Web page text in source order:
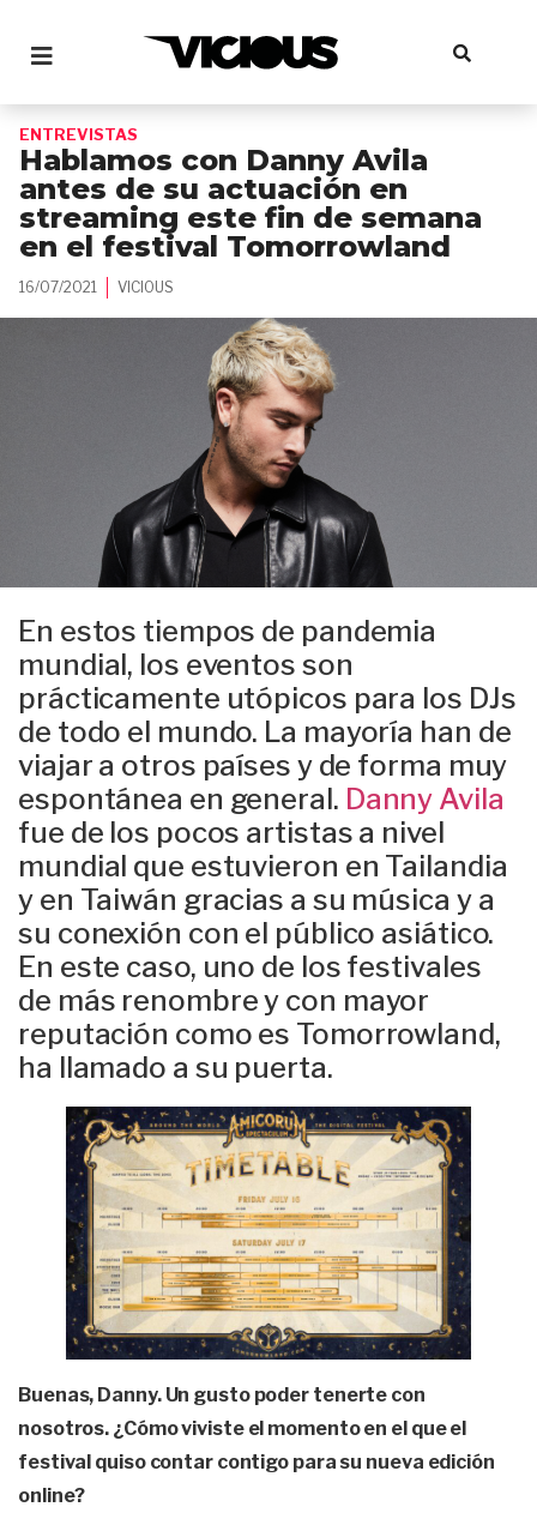
ENTREVISTAS
Hablamos con Danny Avila
antes de su actuación en
streaming este fin de semana
en el festival Tomorrowland
16/07/2021 VICIOUS
En estos tiempos de pandemia
mundial, los eventos son
prácticamente utópicos para los DJs
de todo el mundo. La mayoría han de
viajar a otros países y de forma muy
espontánea en general. Danny Avila
fue de los pocos artistas a nivel
mundial que estuvieron en Tailandia
y en Taiwán gracias a su música y a
su conexión con el público asiático.
En este caso, uno de los festivales
de más renombre y con mayor
reputación como es Tomorrowland,
ha llamado a su puerta.
Buenas, Danny. Un gusto poder tenerte con
nosotros. ¿Cómo viviste el momento en el que el
festival quiso contar contigo para su nueva edición
online?